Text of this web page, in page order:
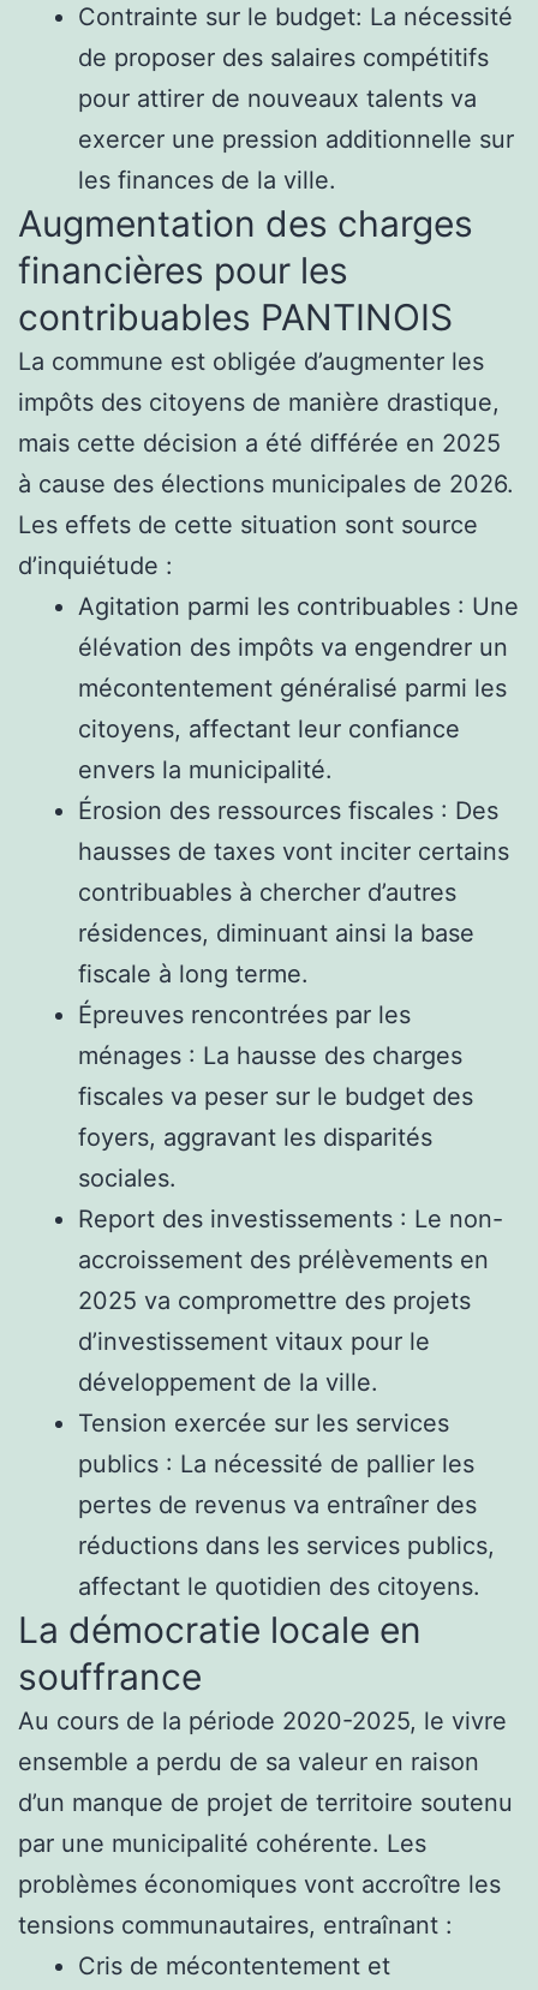
Contrainte sur le budget: La nécessité
de proposer des salaires compétitifs
pour attirer de nouveaux talents va
exercer une pression additionnelle sur
les finances de la ville.
Augmentation des charges
financières pour les
contribuables PANTINOIS
La commune est obligée d’augmenter les
impôts des citoyens de manière drastique,
mais cette décision a été différée en 2025
à cause des élections municipales de 2026.
Les effets de cette situation sont source
d’inquiétude :
Agitation parmi les contribuables : Une
élévation des impôts va engendrer un
mécontentement généralisé parmi les
citoyens, affectant leur confiance
envers la municipalité.
Érosion des ressources fiscales : Des
hausses de taxes vont inciter certains
contribuables à chercher d’autres
résidences, diminuant ainsi la base
fiscale à long terme.
Épreuves rencontrées par les
ménages : La hausse des charges
fiscales va peser sur le budget des
foyers, aggravant les disparités
sociales.
Report des investissements : Le non-
accroissement des prélèvements en
2025 va compromettre des projets
d’investissement vitaux pour le
développement de la ville.
Tension exercée sur les services
publics : La nécessité de pallier les
pertes de revenus va entraîner des
réductions dans les services publics,
affectant le quotidien des citoyens.
La démocratie locale en
souffrance
Au cours de la période 2020-2025, le vivre
ensemble a perdu de sa valeur en raison
d’un manque de projet de territoire soutenu
par une municipalité cohérente. Les
problèmes économiques vont accroître les
tensions communautaires, entraînant :
Cris de mécontentement et